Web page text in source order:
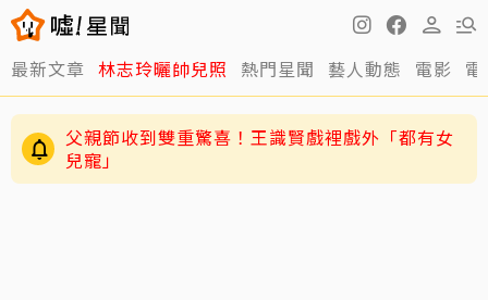
最新文章 林志玲曬帥兒照 熱門星聞 藝人動態 電影
父親節收到雙重驚喜！王識賢戲裡戲外「都有女
兒寵」